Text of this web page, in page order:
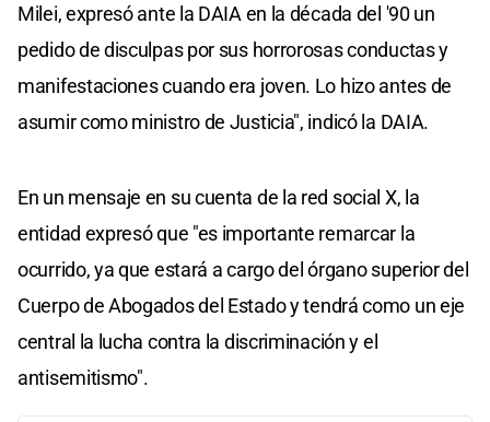
Milei, expresó ante la DAIA en la década del '90 un
pedido de disculpas por sus horrorosas conductas y
manifestaciones cuando era joven. Lo hizo antes de
asumir como ministro de Justicia", indicó la DAIA.
En un mensaje en su cuenta de la red social X, la
entidad expresó que "es importante remarcar la
ocurrido, ya que estará a cargo del órgano superior del
Cuerpo de Abogados del Estado y tendrá como un eje
central la lucha contra la discriminación y el
antisemitismo".